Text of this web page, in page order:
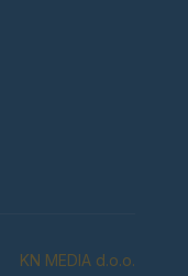
KN MEDIA d.o.o.